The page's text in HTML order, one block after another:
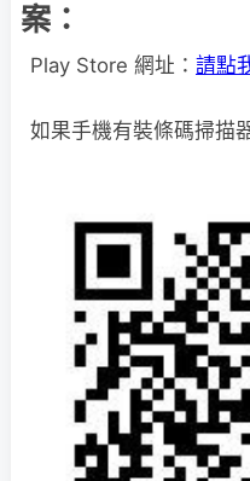
案：
Play Store 網址： 請點
如果手機有裝條碼掃描